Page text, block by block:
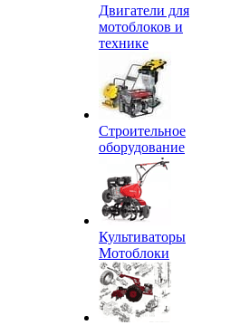
Двигатели для
мотоблоков и
технике
Строительное
оборудование
Культиваторы
Мотоблоки